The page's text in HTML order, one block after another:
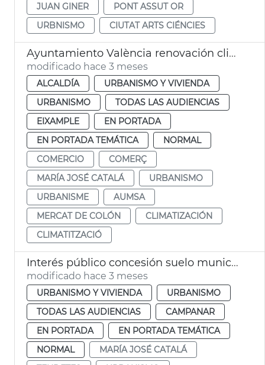
JUAN GINER
PONT ASSUT OR
URBNISMO
CIUTAT ARTS CIÉNCIES
Ayuntamiento València renovación climatitzación Mercado de Colón
modificado hace 3 meses
ALCALDÍA
URBANISMO Y VIVIENDA
URBANISMO
TODAS LAS AUDIENCIAS
EIXAMPLE
EN PORTADA
EN PORTADA TEMÁTICA
NORMAL
COMERCIO
COMERÇ
MARÍA JOSÉ CATALÁ
URBANISMO
URBANISME
AUMSA
MERCAT DE COLÓN
CLIMATIZACIÓN
CLIMATITZACIÓ
Interés público concesión suelo municipal ampliación IVO
modificado hace 3 meses
URBANISMO Y VIVIENDA
URBANISMO
TODAS LAS AUDIENCIAS
CAMPANAR
EN PORTADA
EN PORTADA TEMÁTICA
NORMAL
MARÍA JOSÉ CATALÁ